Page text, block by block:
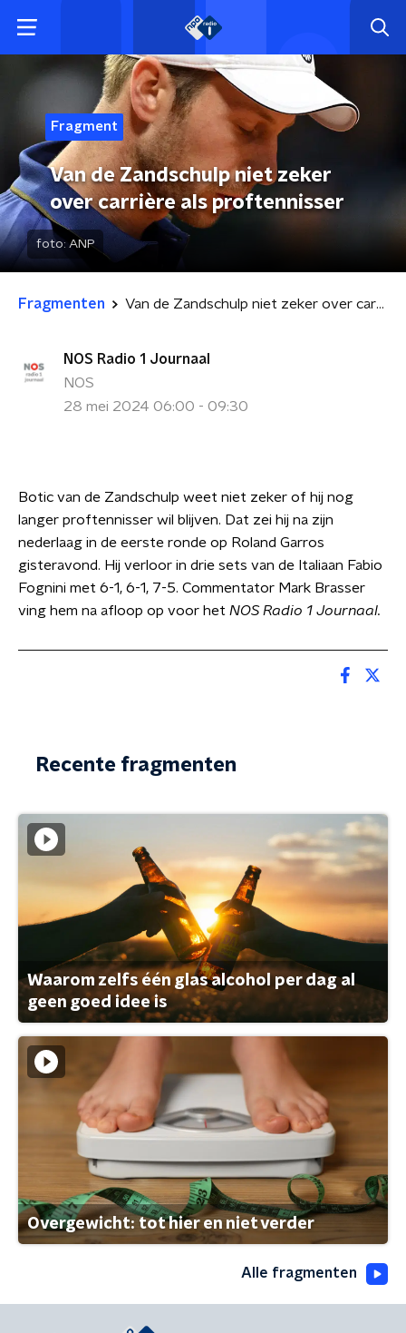
Fragment
Van de Zandschulp niet zeker
over carrière als proftennisser
foto: ANP
Fragmenten Van de Zandschulp niet zeker over carrière als proftennisser
NOS Radio 1 Journaal
NOS
28 mei 2024 06:00 - 09:30
Botic van de Zandschulp weet niet zeker of hij nog
langer proftennisser wil blijven. Dat zei hij na zijn
nederlaag in de eerste ronde op Roland Garros
gisteravond. Hij verloor in drie sets van de Italiaan Fabio
Fognini met 6-1, 6-1, 7-5. Commentator Mark Brasser
ving hem na afloop op voor het NOS Radio 1 Journaal.
Recente fragmenten
Waarom zelfs één glas alcohol per dag al
geen goed idee is
Overgewicht: tot hier en niet verder
Alle fragmenten